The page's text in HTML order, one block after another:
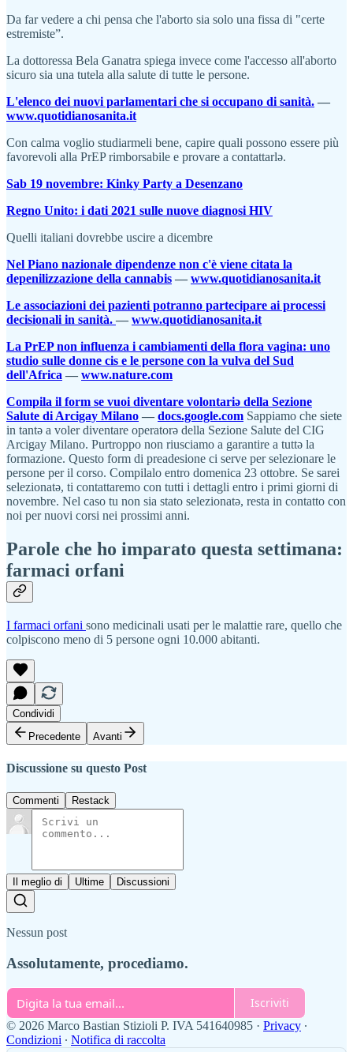
Da far vedere a chi pensa che l'aborto sia solo una fissa di "certe
estremiste”.
La dottoressa Bela Ganatra spiega invece come l'accesso all'aborto
sicuro sia una tutela alla salute di tutte le persone.
L'elenco dei nuovi parlamentari che si occupano di sanità. —
www.quotidianosanita.it
Con calma voglio studiarmeli bene, capire quali possono essere più
favorevoli alla PrEP rimborsabile e provare a contattarlə.
Sab 19 novembre: Kinky Party a Desenzano
Regno Unito: i dati 2021 sulle nuove diagnosi HIV
Quelli italiani dovrebbe uscire a dicembre
Nel Piano nazionale dipendenze non c'è viene citata la
depenilizzazione della cannabis — www.quotidianosanita.it
Le associazioni dei pazienti potranno partecipare ai processi
decisionali in sanità. — www.quotidianosanita.it
La PrEP non influenza i cambiamenti della flora vagina: uno
studio sulle donne cis e le persone con la vulva del Sud
dell'Africa — www.nature.com
Compila il form se vuoi diventare volontariə della Sezione
Salute di Arcigay Milano — docs.google.com Sappiamo che siete
in tantə a voler diventare operatorə della Sezione Salute del CIG
Arcigay Milano. Purtroppo non riusciamo a garantire a tuttə la
formazione. Questo form di preadesione ci serve per selezionare le
persone per il corso. Compilalo entro domenica 23 ottobre. Se sarei
selezionatə, ti contattaremo con tutti i dettagli entro i primi giorni di
novembre. Nel caso tu non sia stato selezionatə, resta in contatto con
noi per nuovi corsi nei prossimi anni.
Parole che ho imparato questa settimana:
farmaci orfani
I farmaci orfani sono medicinali usati per le malattie rare, quello che
colpiscono meno di 5 persone ogni 10.000 abitanti.
Condividi
Precedente
Avanti
Discussione su questo Post
Commenti Restack
Il meglio di Ultime Discussioni
Nessun post
Assolutamente, procediamo.
Iscriviti
© 2026 Marco Bastian Stizioli P. IVA 541640985 · Privacy ∙
Condizioni ∙ Notifica di raccolta